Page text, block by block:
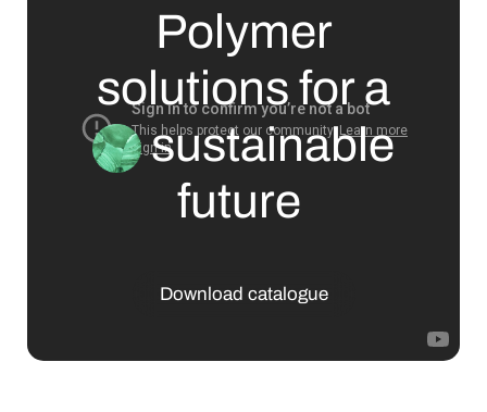
Polymer
solutions for a
sustainable
future
Download catalogue